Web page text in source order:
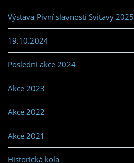
Výstava Pivní slavnosti Svitavy 2025
19.10.2024
Poslední akce 2024
Akce 2023
Akce 2022
Akce 2021
Historická kola